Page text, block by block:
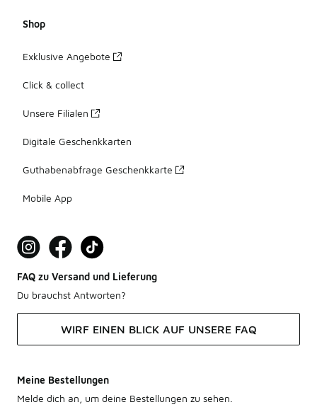
Shop
Exklusive Angebote
Click & collect
Unsere Filialen
Digitale Geschenkkarten
Guthabenabfrage Geschenkkarte
Mobile App
FAQ zu Versand und Lieferung
Du brauchst Antworten?
WIRF EINEN BLICK AUF UNSERE FAQ
Meine Bestellungen
Melde dich an, um deine Bestellungen zu sehen.